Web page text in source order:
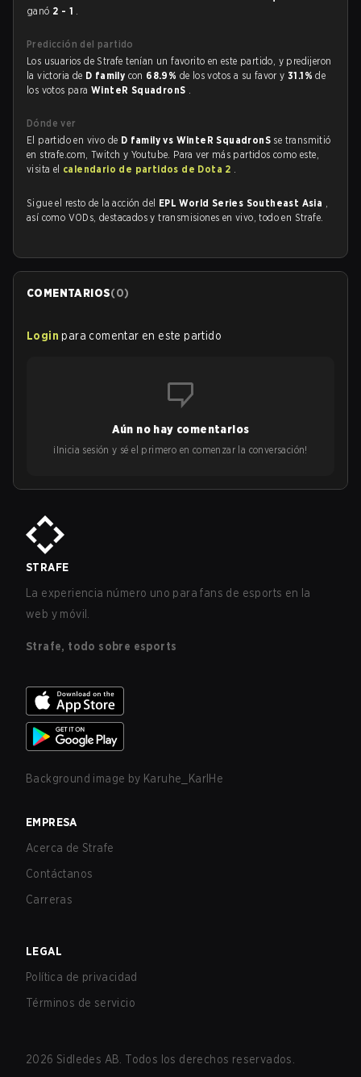
ganó 2 - 1 .
Predicción del partido
Los usuarios de Strafe tenían un favorito en este partido, y predijeron
la victoria de D family con 68.9% de los votos a su favor y31.1%de
los votos paraWinteR SquadronS .
Dónde ver
El partido en vivo de D family vs WinteR SquadronS se transmitió
en strafe.com, Twitch y Youtube. Para ver más partidos como este,
visita el calendario de partidos de Dota 2 .
Sigue el resto de la acción del EPL World Series Southeast Asia ,
así como VODs, destacados y transmisiones en vivo, todo en Strafe.
COMENTARIOS(0)
Login para comentar en este partido
Aún no hay comentarios
¡Inicia sesión y sé el primero en comenzar la conversación!
STRAFE
La experiencia número uno para fans de esports en la
web y móvil.
Strafe, todo sobre esports
Background image by Karuhe_KarlHe
EMPRESA
Acerca de Strafe
Contáctanos
Carreras
LEGAL
Política de privacidad
Términos de servicio
2026 Sidledes AB. Todos los derechos reservados.